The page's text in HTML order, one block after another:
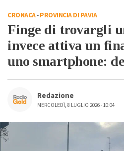
CRONACA-PROVINCIA DI PAVIA
Finge di trovargli
invece attiva un
uno smartphone:
Redazione
MERCOLEDÌ, 8 LUGLIO 2026 - 10:04